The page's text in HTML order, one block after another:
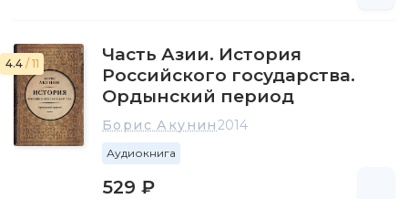
4.4 / 11
Часть Азии. История
Российского государства.
Ордынский период
Борис Акунин2014
Аудиокнига
529 ₽